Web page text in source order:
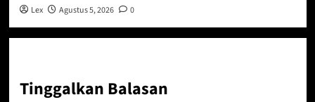
Lex Agustus 5, 2026 0
Tinggalkan Balasan